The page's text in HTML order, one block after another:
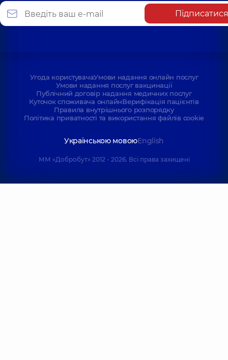
Підписатися
Угода користувачаУмови надання онлайн послуг
Умови надання послуг вакцинації
Публічний договір надання медичних послуг
Куточок споживача онлайнВерифікація пацієнтів
Правила внутрішнього розпорядку
Політика приватності та використання файлів cookie
Українською мовоюEnglish
ММ «Добробут» 2012 - 2026. Всі права захищені